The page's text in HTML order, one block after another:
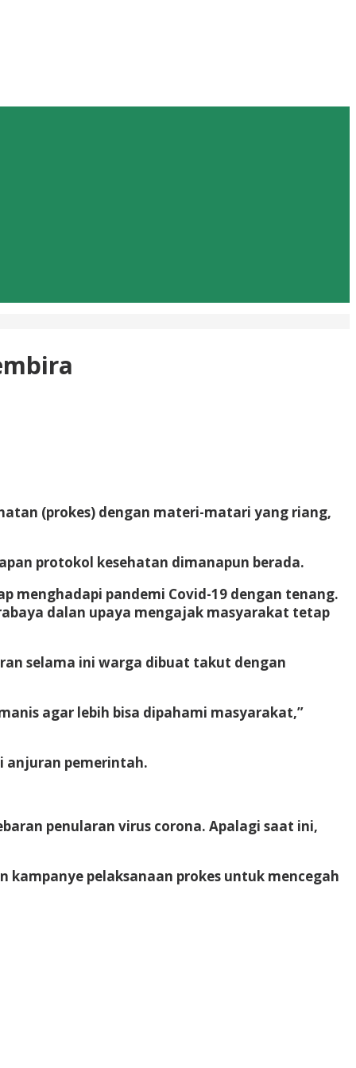
(prokes) dengan materi-matari yang riang,
protokol kesehatan dimanapun berada.
menghadapi pandemi Covid-19 dengan tenang.
dalan upaya mengajak masyarakat tetap
selama ini warga dibuat takut dengan
agar lebih bisa dipahami masyarakat,”
anjuran pemerintah.
penularan virus corona. Apalagi saat ini,
pelaksanaan prokes untuk mencegah